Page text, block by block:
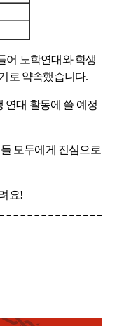
어 노학연대와 학생
로 약속했습니다.
연대 활동에 쓸 예정
모두에게 진심으로
요!